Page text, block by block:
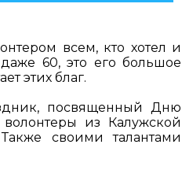
всем, кто хотел и
60, это его большое
этих благ.
посвященный Дню
из Калужской
своими талантами